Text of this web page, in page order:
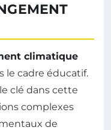
climatique
le cadre éducatif.
clé dans cette
complexes
de